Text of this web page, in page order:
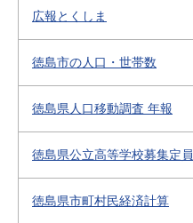
広報とくしま
徳島市の人口・世帯数
徳島県人口移動調査 年報
徳島県公立高等学校募集定員
徳島県市町村民経済計算